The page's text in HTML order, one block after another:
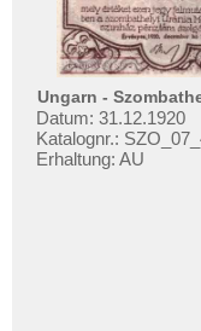
Ungarn -
Datum: 31.12.1920
Katalognr.:
Erhaltung: AU